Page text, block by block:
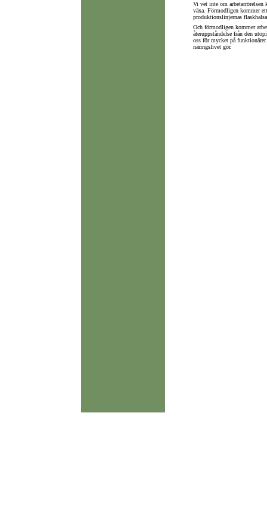
Vi vet inte om
växa. Förmodligen kommer
produktionslinjernas
Och förmodligen kommer
återuppståndelse från den
oss för mycket på
näringslivet gör.